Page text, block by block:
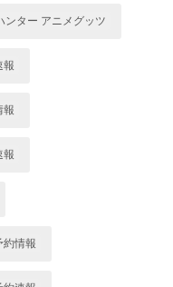
ンター アニメグッツ
報
報
報
約情報